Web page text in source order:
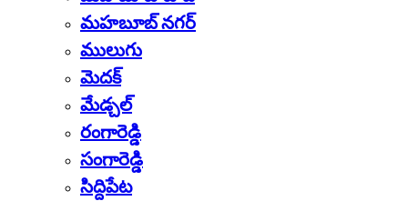
మహబూబ్ నగర్
ములుగు
మెదక్
మేడ్చల్
రంగారెడ్డి
సంగారెడ్డి
సిద్దిపేట